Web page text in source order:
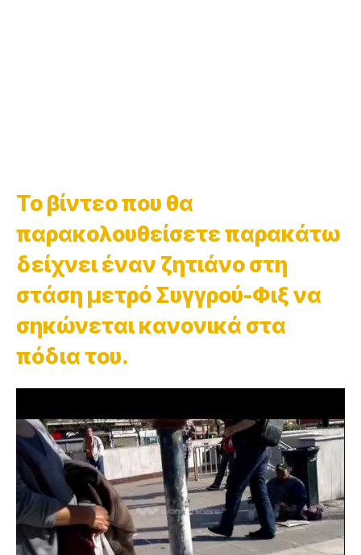
Το βίντεο που θα
παρακολουθείσετε παρακάτω
δείχνει έναν ζητιάνο στη
στάση μετρό Συγγρού-Φιξ να
σηκώνεται κανονικά στα
πόδια του.